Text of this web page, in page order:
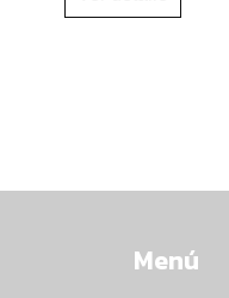
Menú